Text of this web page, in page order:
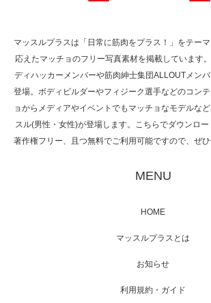
た（6/8放送）
映画「メカバース」舞台
マッスルプラスは「日常に筋肉をプラス！」をテー
応えたマッチョのフリー写真素材を掲載しています
ディハッカーメンバーや筋肉紳士集団ALLOUTメン
登場。ボディビルダーやフィジーク選手などのコン
ョからメディアやイベントでもマッチョなモデルな
スル(男性・女性)が登場します。こちらでダウンロ
著作権フリー、且つ無料でご利用可能ですので、ぜひ
MENU
HOME
マッスルプラスとは
お知らせ
利用規約・ガイド